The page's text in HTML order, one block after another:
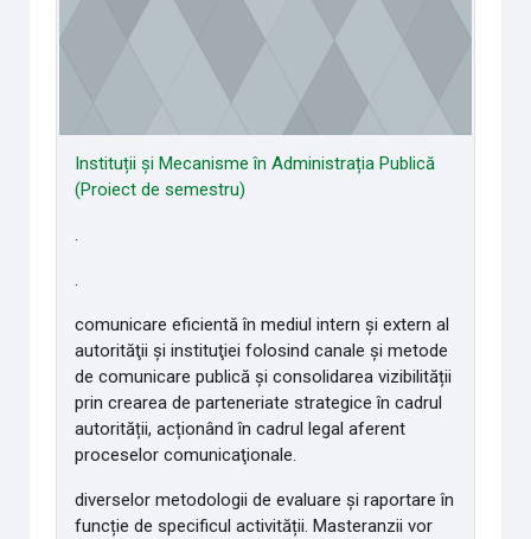
Instituții și Mecanisme în Administrația Publică
(Proiect de semestru)
.
.
comunicare eficientă în mediul intern şi extern al
autorităţii și instituţiei folosind canale şi metode
de comunicare publică și consolidarea vizibilității
prin crearea de parteneriate strategice în cadrul
autorității, acționând în cadrul legal aferent
proceselor comunicaţionale.
diverselor metodologii de evaluare şi raportare în
funcție de specificul activității. Masteranzii vor